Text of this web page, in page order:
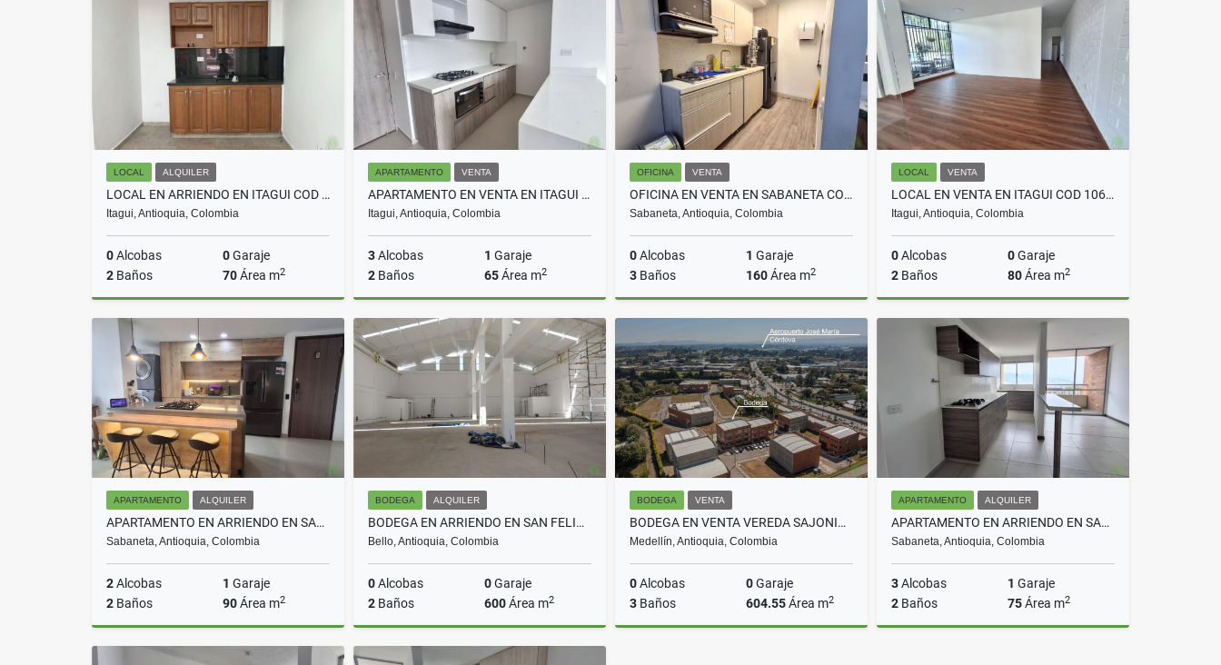
$3.200.000 $480.000.000
LOCAL ALQUILER
LOCAL EN ARRIENDO EN ITAGUI COD 7837
Itagui, Antioquia, Colombia
0Alcobas 0Garaje
2 Baños 70Área m2
$2.500.000
APARTAMENTO VENTA
APARTAMENTO EN VENTA EN ITAGUI COD 10654
Itagui, Antioquia, Colombia
3Alcobas 1 Garaje
2 Baños 65Área m2
Venta
$580.000.000
OFICINA VENTA
OFICINA EN VENTA EN SABANETA COD 10571
Sabaneta, Antioquia, Colombia
0Alcobas 1 Garaje
3 Baños 160Área m2
$1.300.000.000
LOCAL VENTA
LOCAL EN VENTA EN ITAGUI COD 10695
Itagui, Antioquia, Colombia
0Alcobas 0Garaje
2 Baños 80Área m2
$490.000.000
APARTAMENTO ALQUILER
APARTAMENTO EN ARRIENDO EN SABANETA COD 10650
Sabaneta, Antioquia, Colombia
2Alcobas 1 Garaje
2 Baños 90Área m2
Alquiler
BODEGA ALQUILER
BODEGA EN ARRIENDO EN SAN FELIX COD 10108
Bello, Antioquia, Colombia
0Alcobas 0Garaje
2 Baños 600Área m2
Alquiler
BODEGA VENTA
BODEGA EN VENTA VEREDA SAJONIA RIONEGRO COD 8831
Medellín, Antioquia, Colombia
0Alcobas 0Garaje
3 Baños 604.55Área m2
APARTAMENTO ALQUILER
APARTAMENTO EN ARRIENDO EN SABANETA COD 10501
Sabaneta, Antioquia, Colombia
3Alcobas 1 Garaje
2 Baños 75Área m2